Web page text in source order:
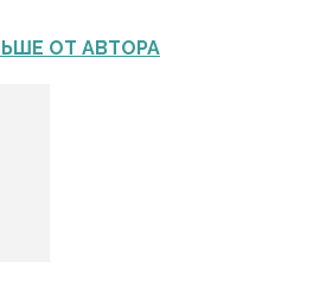
ОТ АВТОРА